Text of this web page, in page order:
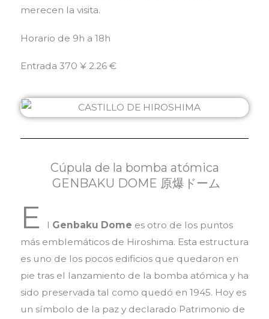
merecen la visita.
Horario de 9h a 18h
Entrada 370 ¥ 2.26 €
Cúpula de la bomba atómica
GENBAKU DOME 原爆ドーム
E l Genbaku Dome es otro de los puntos
más emblemáticos de Hiroshima. Esta estructura
es uno de los pocos edificios que quedaron en
pie tras el lanzamiento de la bomba atómica y ha
sido preservada tal como quedó en 1945. Hoy es
un símbolo de la paz y declarado Patrimonio de